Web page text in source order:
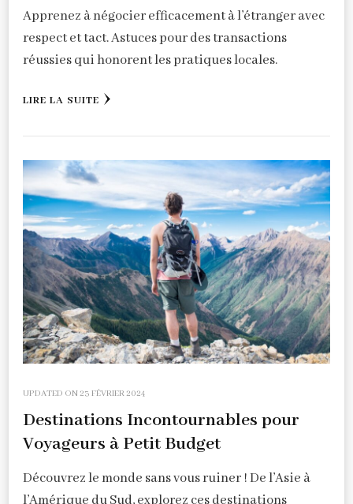
Apprenez à négocier efficacement à l’étranger avec
respect et tact. Astuces pour des transactions
réussies qui honorent les pratiques locales.
LIRE LA SUITE
UPDATED ON23 FÉVRIER 2024
Destinations Incontournables pour
Voyageurs à Petit Budget
Découvrez le monde sans vous ruiner ! De l’Asie à
l’Amérique du Sud, explorez ces destinations